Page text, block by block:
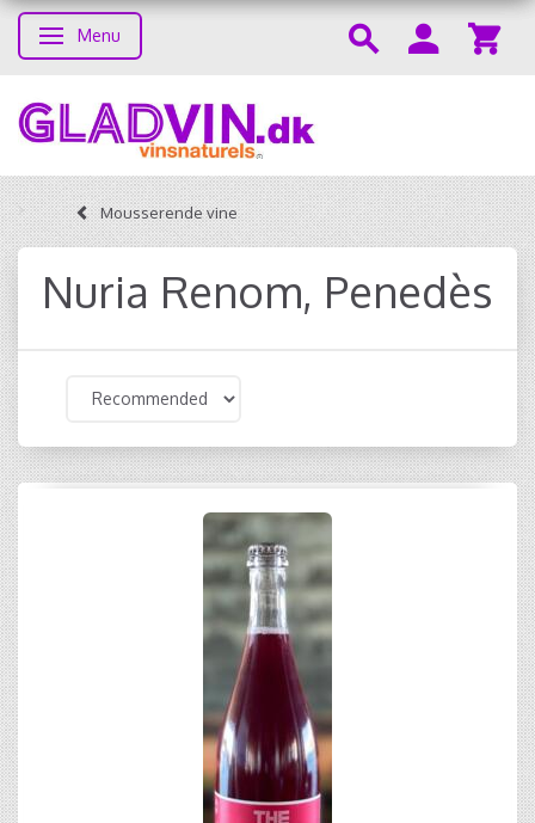
Toggle navigation
Menu
Mousserende vine
Nuria Renom, Penedès